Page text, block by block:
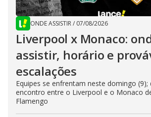
ONDE ASSISTIR/ 07/08/2026
Liverpool x Monaco:
assistir, horário e
escalações
Equipes se enfrentam neste domingo
encontro entre o Liverpool e o Monaco
Flamengo